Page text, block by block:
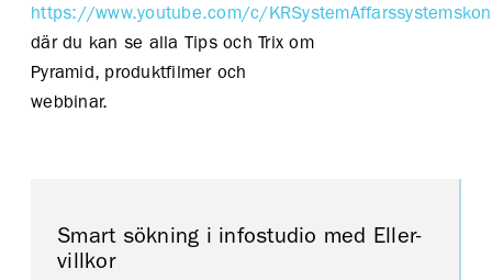
https://www.youtube.com/c/
där du kan se alla Tips och Trix om
Pyramid, produktfilmer och
webbinar.
Smart sökning i infostudio med Eller-
villkor